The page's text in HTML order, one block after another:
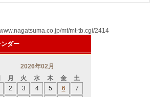
mt/mt-tb.cgi/2414
ンダー
2026年02月
月 火 水 木 金
土
2 3 4 5 6
7